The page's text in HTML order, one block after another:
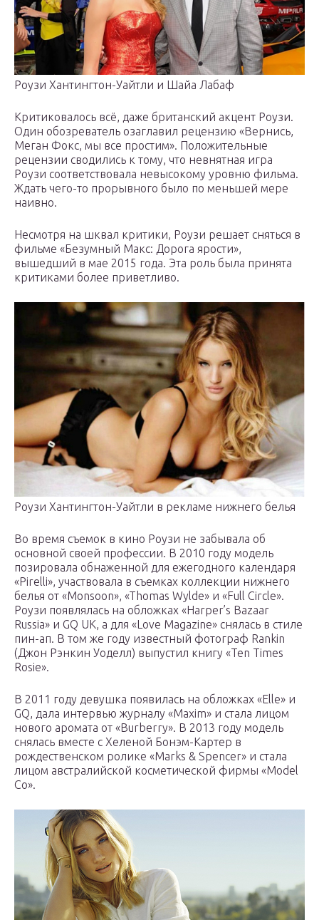
Роузи Хантингтон-Уайтли и Шайа Лабаф
Критиковалось всё, даже британский акцент Роузи.
Один обозреватель озаглавил рецензию «Вернись,
Меган Фокс, мы все простим». Положительные
рецензии сводились к тому, что невнятная игра
Роузи соответствовала невысокому уровню фильма.
Ждать чего-то прорывного было по меньшей мере
наивно.
Несмотря на шквал критики, Роузи решает сняться в
фильме «Безумный Макс: Дорога ярости»,
вышедший в мае 2015 года. Эта роль была принята
критиками более приветливо.
Роузи Хантингтон-Уайтли в рекламе нижнего белья
Во время съемок в кино Роузи не забывала об
основной своей профессии. В 2010 году модель
позировала обнаженной для ежегодного календаря
«Pirelli», участвовала в съемках коллекции нижнего
белья от «Monsoon», «Thomas Wylde» и «Full Circle».
Роузи появлялась на обложках «Harper’s Bazaar
Russia» и GQ UK, а для «Love Magazine» снялась в стиле
пин-ап. В том же году известный фотограф Rankin
(Джон Рэнкин Уоделл) выпустил книгу «Ten Times
Rosie».
В 2011 году девушка появилась на обложках «Elle» и
GQ, дала интервью журналу «Maxim» и стала лицом
нового аромата от «Burberry». В 2013 году модель
снялась вместе с Хеленой Бонэм-Картер в
рождественском ролике «Marks & Spencer» и стала
лицом австралийской косметической фирмы «Model
Co».